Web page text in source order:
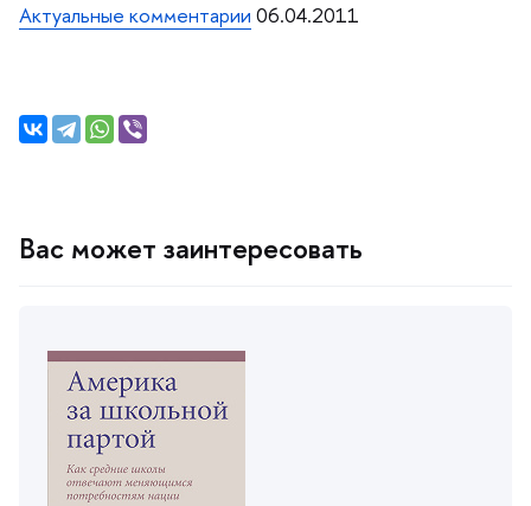
Актуальные комментарии 06.04.2011
ас может заинтересовать